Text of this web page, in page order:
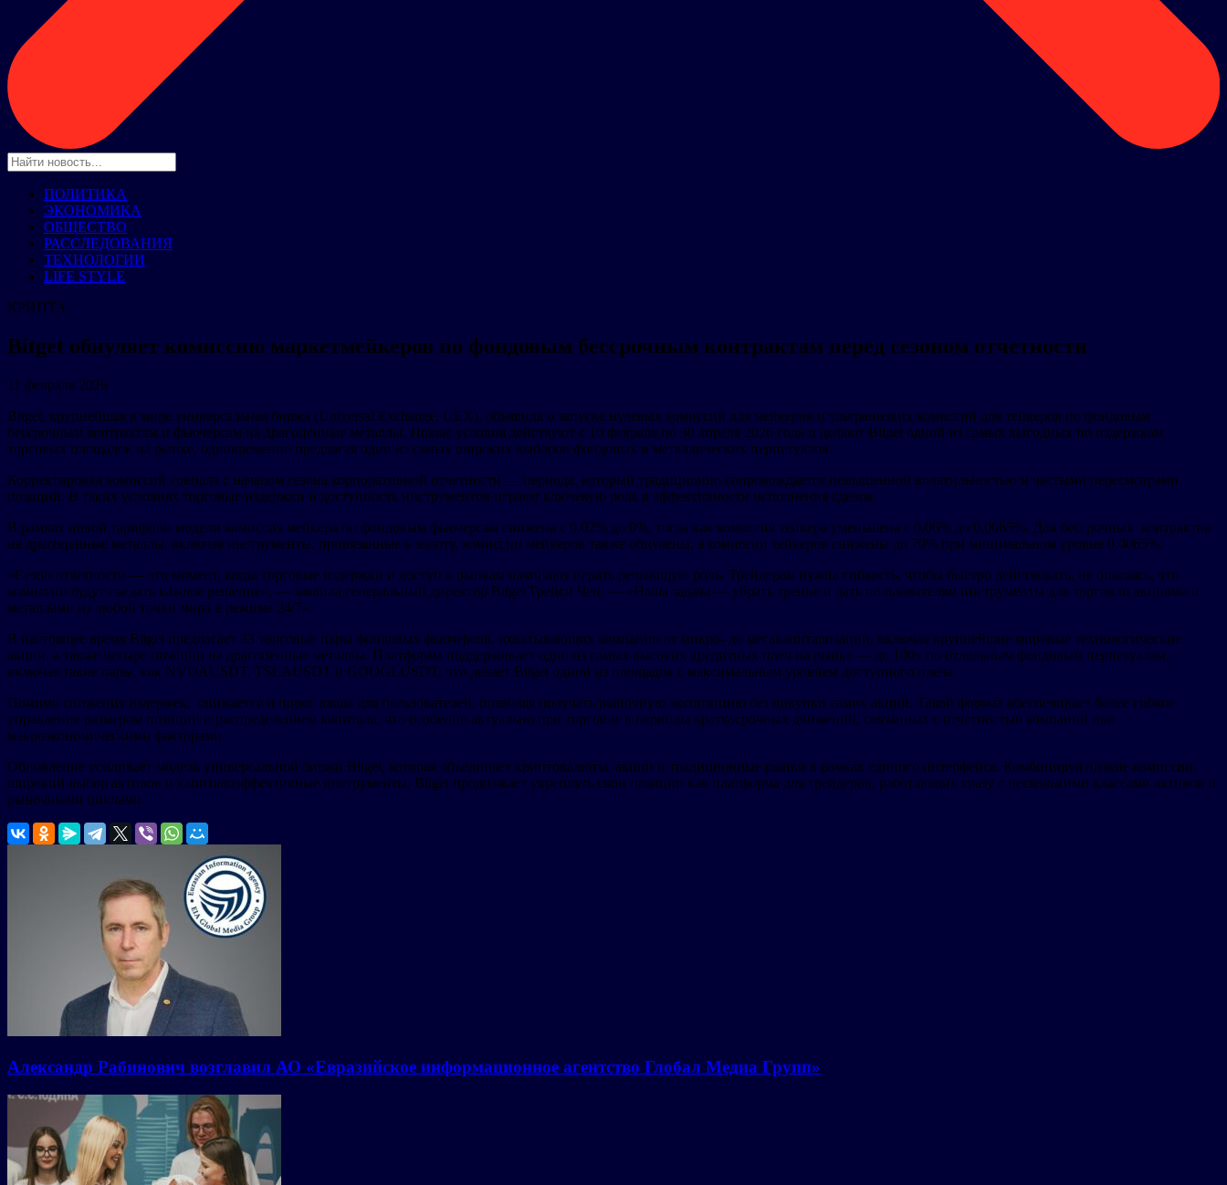
ПОЛИТИКА
ЭКОНОМИКА
ОБЩЕСТВО
РАССЛЕДОВАНИЯ
ТЕХНОЛОГИИ
LIFE STYLE
КРИПТА
Bitget обнуляет комиссию маркетмейкеров по фондовым бессрочным контрактам перед сезоном отчетности
11 февраля 2026
Bitget, крупнейшая в мире универсальная биржа (Universal Exchange, UEX), объявила о запуске нулевых комиссий для мейкеров и ультранизких комиссий для тейкеров по фондовым
бессрочным контрактам и фьючерсам на драгоценные металлы. Новые условия действуют с 10 февраля по 30 апреля 2026 года и делают Bitget одной из самых выгодных по издержкам
торговых площадок на рынке, одновременно предлагая один из самых широких выборов фондовых и металлических перпетуалов.
Корректировка комиссий совпала с началом сезона корпоративной отчетности — периода, который традиционно сопровождается повышенной волатильностью и частыми пересмотрами
позиций. В таких условиях торговые издержки и доступность инструментов играют ключевую роль в эффективности исполнения сделок.
В рамках новой тарифной модели комиссия мейкера по фондовым фьючерсам снижена с 0,02% до 0%, тогда как комиссия тейкера уменьшена с 0,06% до 0,0065%. Для бессрочных контрактов
на драгоценные металлы, включая инструменты, привязанные к золоту, комиссии мейкеров также обнулены, а комиссии тейкеров снижены до 70% при минимальном уровне 0,0065%.
«Сезон отчетности — это момент, когда торговые издержки и доступ к рынкам начинают играть решающую роль. Трейдерам нужна гибкость, чтобы быстро действовать, не опасаясь, что
комиссии будут съедать каждое решение», — заявила генеральный директор Bitget Грейси Чен. — «Наша задача — убрать трение и дать пользователям инструменты для торговли акциями и
металлами из любой точки мира в режиме 24/7».
В настоящее время Bitget предлагает 33 торговые пары фондовых фьючерсов, охватывающих компании от микро- до мегакапитализации, включая крупнейшие мировые технологические
акции, а также четыре позиции на драгоценные металлы. Платформа поддерживает одно из самых высоких кредитных плеч на рынке — до 100x по отдельным фондовым перпетуалам,
включая такие пары, как NVDAUSDT, TSLAUSDT и GOOGLUSDT, что делает Bitget одной из площадок с максимальным уровнем доступного плеча.
Помимо снижения издержек, снижается и порог входа для пользователей, позволяя получать рыночную экспозицию без покупки самих акций. Такой формат обеспечивает более гибкое
управление размером позиций и распределением капитала, что особенно актуально при торговле в периоды краткосрочных движений, связанных с отчетностью компаний или
макроэкономическими факторами.
Обновление усиливает модель универсальной биржи Bitget, которая объединяет криптовалюты, акции и традиционные рынки в рамках единого интерфейса. Комбинируя низкие комиссии,
широкий выбор активов и капиталоэффективные инструменты, Bitget продолжает укреплять свои позиции как платформа для трейдеров, работающих сразу с несколькими классами активов и
рыночными циклами.
Александр Рабинович возглавил АО «Евразийское информационное агентство Глобал Медиа Групп»